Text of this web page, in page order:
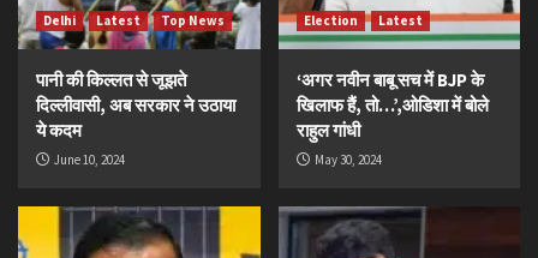
Delhi Latest Top News
पानी की किल्लत से जूझते
दिल्लीवासी, अब सरकार ने उठाया
ये कदम
June 10, 2024
Election Latest
‘अगर नवीन बाबू सच में BJP के
खिलाफ हैं, तो…’,ओडिशा में बोले
राहुल गांधी
May 30, 2024